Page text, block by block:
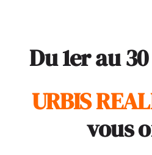
Du 1er au
URBIS
vous